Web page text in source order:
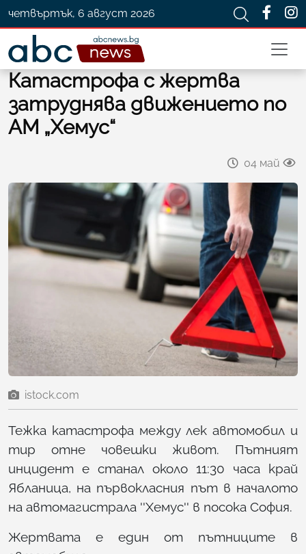
четвъртък, 6 август 2026
Катастрофа с жертва
затруднява движението по
АМ „Хемус“
04 май
istock.com
Тежка катастрофа между лек автомобил и
тир отне човешки живот. Пътният
инцидент е станал около 11:30 часа край
Ябланица, на първокласния път в началото
на автомагистрала ''Хемус'' в посока София.
Жертвата е един от пътниците в